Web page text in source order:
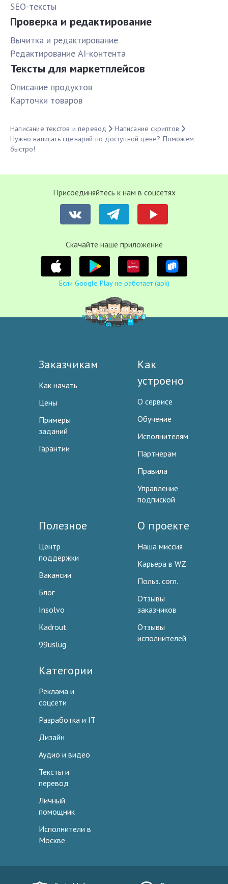
SEO-тексты
Проверка и редактирование
Вычитка и редактирование
Редактирование AI-контента
Тексты для маркетплейсов
Описание продуктов
Карточки товаров
Написание текстов и перевод
Написание скриптов
Нужно написать сценарий по доступной цене? Поможем
быстро!
Присоединяйтесь к нам в соцсетях
Cкачайте наше приложение
Если Google Play не работает (apk)
Заказчикам
Как начать
Цены
Примеры
заданий
Гарантии
Как
устроено
О сервисе
Обучение
Исполнителям
Партнерам
Правила
Управление
подпиской
Полезное
Центр
поддержки
Вакансии
Блог
Insolvo
Kadrout
99uslug
О проекте
Наша миссия
Карьера в WZ
Польз. согл.
Отзывы
заказчиков
Отзывы
исполнителей
Категории
Реклама и
соцсети
Разработка и IT
Дизайн
Аудио и видео
Тексты и
перевод
Личный
помощник
Исполнители в
Москве